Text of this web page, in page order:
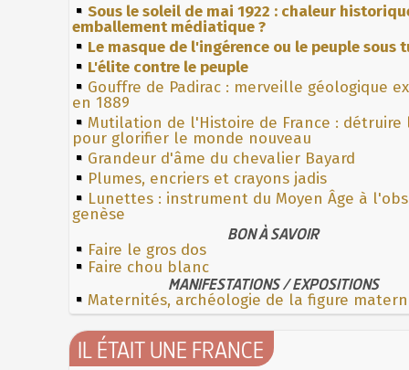
Sous le soleil de mai 1922 : chaleur
emballement médiatique ?
Le masque de l'ingérence ou le peuple sous
L'élite contre le peuple
Gouffre de Padirac : merveille géologique
en 1889
Mutilation de l'Histoire de France : détruire
pour glorifier le monde nouveau
Grandeur d'âme du chevalier Bayard
Plumes, encriers et crayons jadis
Lunettes : instrument du Moyen Âge à
genèse
BON À SAVOIR
Faire le gros dos
Faire chou blanc
MANIFESTATIONS / EXPOSITIONS
Maternités, archéologie de la figure
IL ÉTAIT UNE FRANCE